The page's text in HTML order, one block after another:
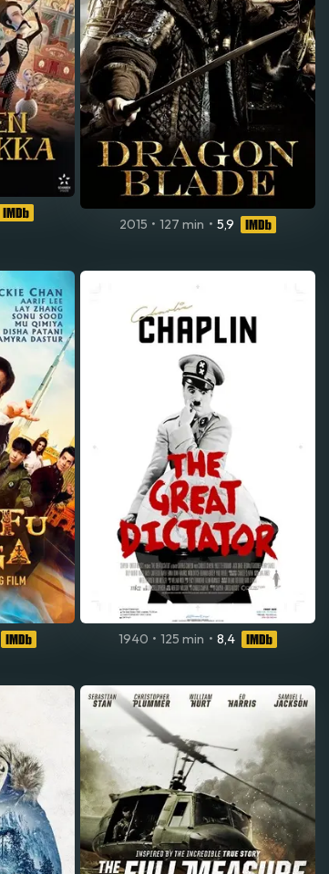
2015 • 127 min • 5,9
1940 • 125 min • 8,4